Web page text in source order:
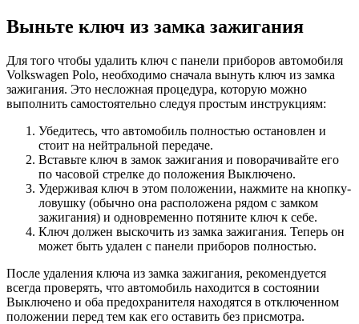
Выньте ключ из замка зажигания
Для того чтобы удалить ключ с панели приборов автомобиля
Volkswagen Polo, необходимо сначала вынуть ключ из замка
зажигания. Это несложная процедура, которую можно
выполнить самостоятельно следуя простым инструкциям:
Убедитесь, что автомобиль полностью остановлен и
стоит на нейтральной передаче.
Вставьте ключ в замок зажигания и поворачивайте его
по часовой стрелке до положения Выключено.
Удерживая ключ в этом положении, нажмите на кнопку-
ловушку (обычно она расположена рядом с замком
зажигания) и одновременно потяните ключ к себе.
Ключ должен выскочить из замка зажигания. Теперь он
может быть удален с панели приборов полностью.
После удаления ключа из замка зажигания, рекомендуется
всегда проверять, что автомобиль находится в состоянии
Выключено и оба предохранителя находятся в отключенном
положении перед тем как его оставить без присмотра.